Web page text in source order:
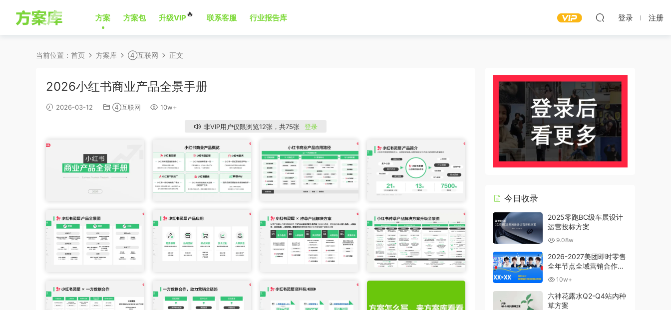
方案 方案包 升级VIP🔥 联系客服 行业报告库 登录 注册
当前位置： 首页 方案库 ④互联网 正文
2026小红书商业产品全景手册
2026-03-12 ④互联网 10w+
非VIP用户仅限浏览12张，共75张 登录
今日收录
2025零跑BC级车展设计
运营投标方案
9.08w
2026-2027美团即时零售
全年节点全域营销合作方
案 10w+
六神花露水Q2-Q4站内种
草方案